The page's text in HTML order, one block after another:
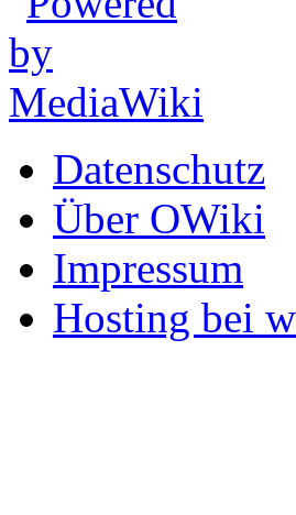
Datenschutz
Über OWiki
Impressum
Hosting bei